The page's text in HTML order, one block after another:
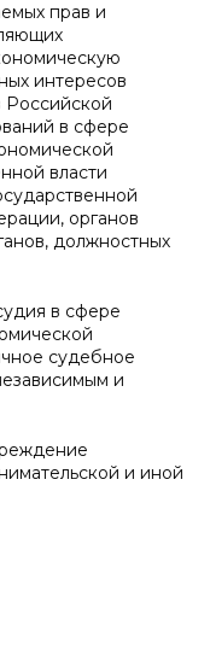
прав и
интересов
в сфере
власти
органов
должностных
в сфере
судебное
и
и иной